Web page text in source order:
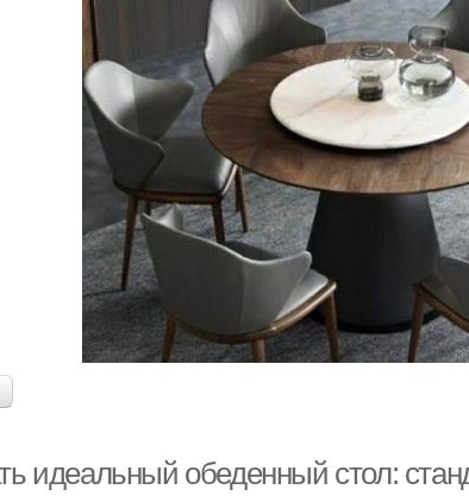
идеальный обеденный стол: